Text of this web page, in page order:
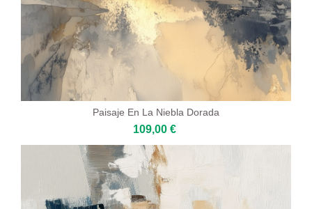
Paisaje En La Niebla Dorada
109,00 €